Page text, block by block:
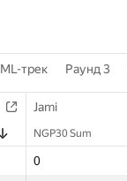
ML-трек Раунд 3
Jami
NGP30 Sum
0